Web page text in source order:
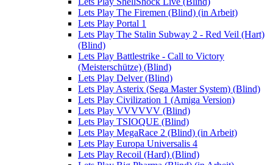
Lets Play The Firemen (Blind) (in Arbeit)
Lets Play Portal 1
Lets Play The Stalin Subway 2 - Red Veil (Hart)
(Blind)
Lets Play Battlestrike - Call to Victory
(Meisterschütze) (Blind)
Lets Play Delver (Blind)
Lets Play Asterix (Sega Master System) (Blind)
Lets Play Civilization 1 (Amiga Version)
Lets Play VVVVVV (Blind)
Lets Play TSIOQUE (Blind)
Lets Play MegaRace 2 (Blind) (in Arbeit)
Lets Play Europa Universalis 4
Lets Play Recoil (Hard) (Blind)